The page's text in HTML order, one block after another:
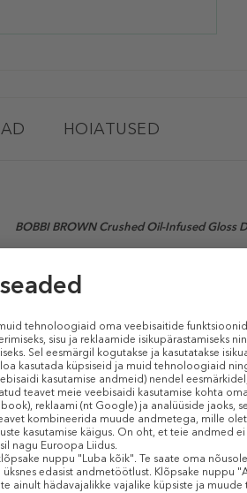
HOIATUSED
BOBBI BROWN Crushed Oil-Infused Gloss
tunde ja annavad tugeva sära. Õli
täiusliku viimistluse:Bare SparklejaNew
huuled pehmeks ja tundub nahal mugav.